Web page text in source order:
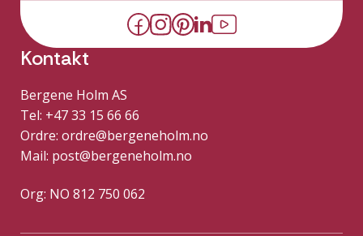
Kontakt
Bergene Holm AS
Tel: +47 33 15 66 66
Ordre: ordre@bergeneholm.no
Mail: post@bergeneholm.no
Org: NO 812 750 062